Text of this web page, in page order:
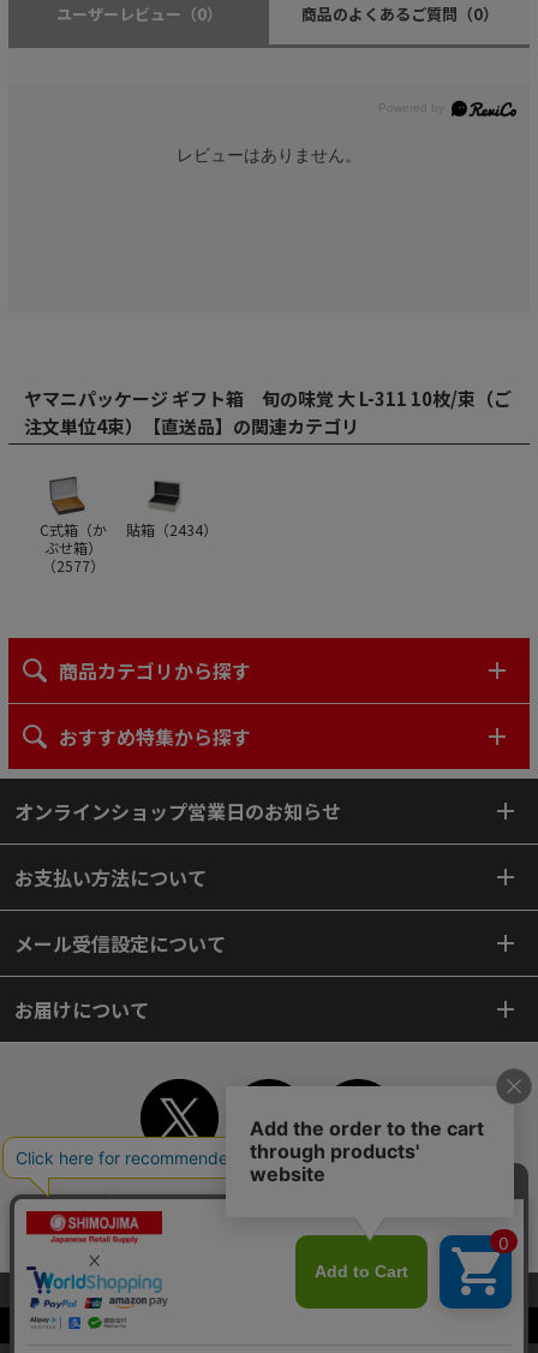
当サイトはクッキー（Cookie）を使用しています。Cookieの使用に同意いた
だける場合は「OK」をクリックしてください。
ユーザーレビュー （0） 商品のよくあるご質問 （0）
レビューはありません。
ヤマニパッケージ ギフト箱 旬の味覚 大 L-311 10枚/束（ご
注文単位4束）【直送品】の関連カテゴリ
C式箱（か
ぶせ箱）
（2577）
貼箱（2434）
商品カテゴリから探す
おすすめ特集から探す
オンラインショップ営業日のお知らせ
お支払い方法について
メール受信設定について
お届けについて
TOP 初めてご利用のお客様へ
個人情報保護方針
よくあるご質問
お問い合わせ
ピンポイントサーチ
サイトマップ
WEBカタログ 英語版TOP
Copyright© 2018 SHIMOJIMA Co.,Ltd. All Rights Reserved.